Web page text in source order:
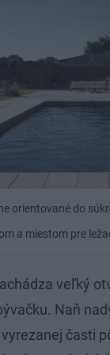
orientované do
a miestom pre
veľký
Naň
časti